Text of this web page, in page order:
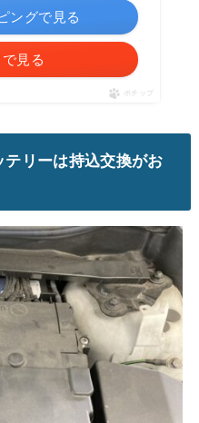
ングで見る
見る
ポチップ
リーは持込交換がお